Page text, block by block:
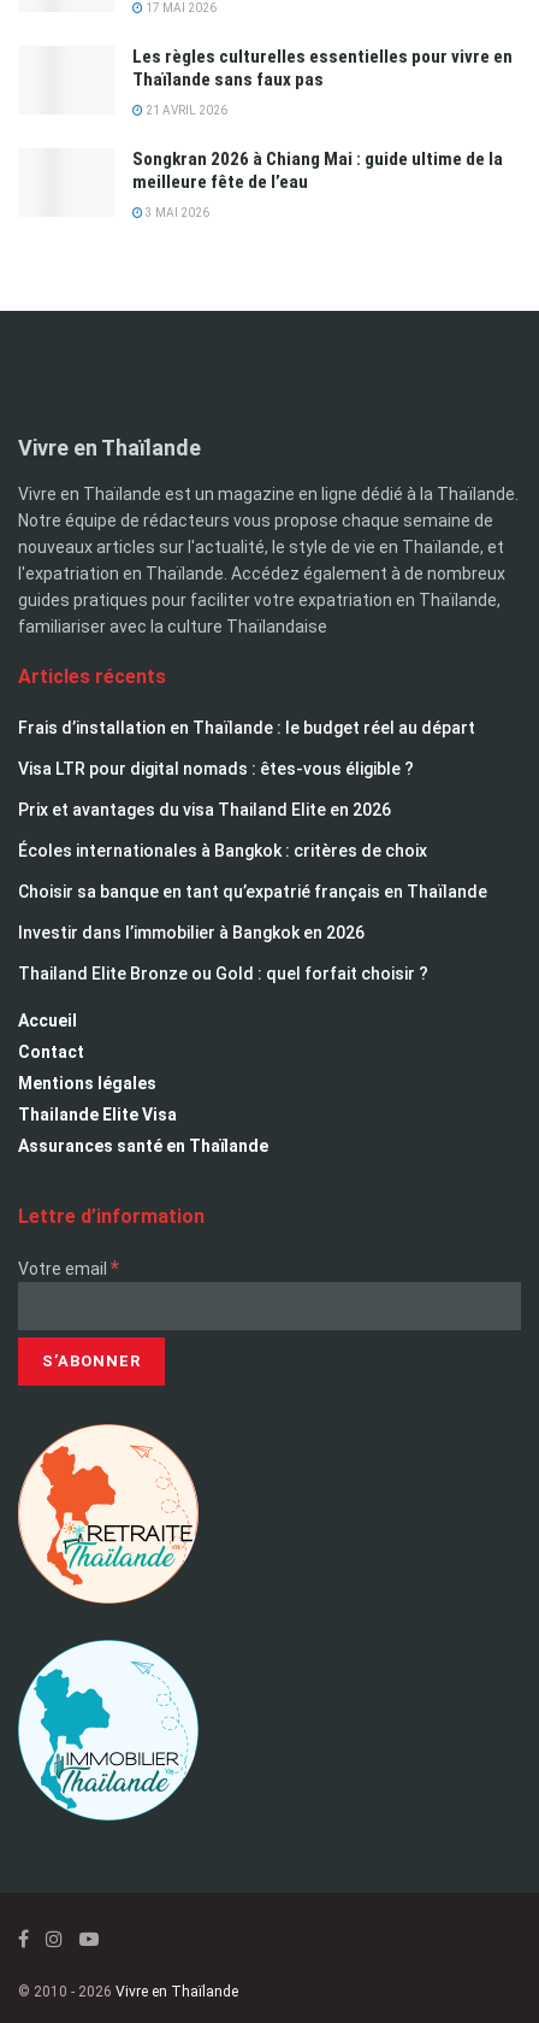
17 MAI 2026
Les règles culturelles essentielles pour vivre en
Thaïlande sans faux pas
21 AVRIL 2026
Songkran 2026 à Chiang Mai : guide ultime de la
meilleure fête de l’eau
3 MAI 2026
Vivre en Thaïlande
Vivre en Thaïlande est un magazine en ligne dédié à la Thaïlande.
Notre équipe de rédacteurs vous propose chaque semaine de
nouveaux articles sur l'actualité, le style de vie en Thaïlande, et
l'expatriation en Thaïlande. Accédez également à de nombreux
guides pratiques pour faciliter votre expatriation en Thaïlande,
familiariser avec la culture Thaïlandaise
Articles récents
Frais d’installation en Thaïlande : le budget réel au départ
Visa LTR pour digital nomads : êtes-vous éligible ?
Prix et avantages du visa Thailand Elite en 2026
Écoles internationales à Bangkok : critères de choix
Choisir sa banque en tant qu’expatrié français en Thaïlande
Investir dans l’immobilier à Bangkok en 2026
Thailand Elite Bronze ou Gold : quel forfait choisir ?
Accueil
Contact
Mentions légales
Thailande Elite Visa
Assurances santé en Thaïlande
Lettre d’information
Votre email *
© 2010 - 2026 Vivre en Thaïlande